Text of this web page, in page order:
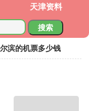
天津资料
搜索
滨的机票多少钱